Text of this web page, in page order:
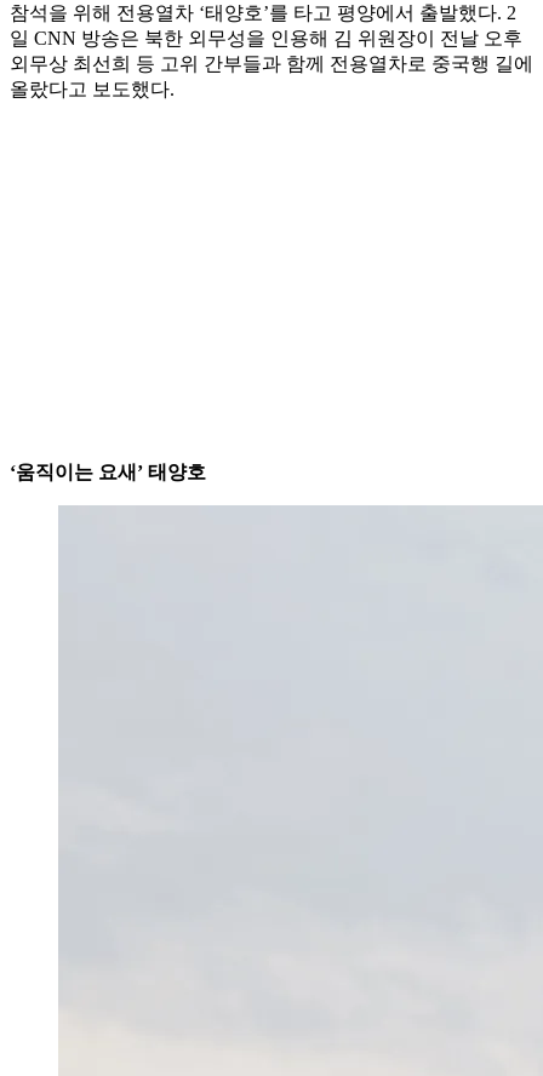
참석을 위해 전용열차 ‘태양호’를 타고 평양에서 출발했다. 2
일 CNN 방송은 북한 외무성을 인용해 김 위원장이 전날 오후
외무상 최선희 등 고위 간부들과 함께 전용열차로 중국행 길에
올랐다고 보도했다.
‘움직이는 요새’ 태양호